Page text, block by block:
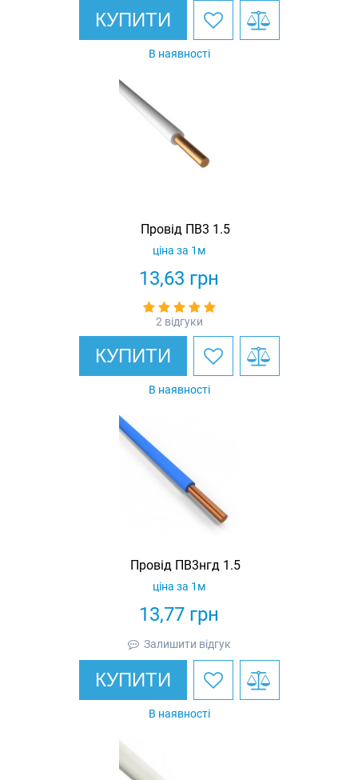
КУПИТИ
В наявності
Провід ПВ3 1.5
13,63 грн
ціна за 1м
2 відгуки
КУПИТИ
В наявності
Провід ПВ3нгд 1.5
13,77 грн
ціна за 1м
Залишити відгук
КУПИТИ
В наявності